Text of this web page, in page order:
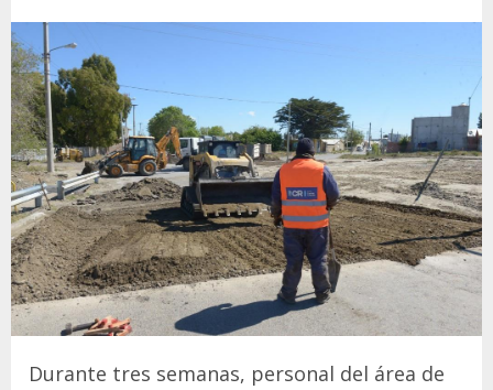
Durante tres semanas, personal del área de